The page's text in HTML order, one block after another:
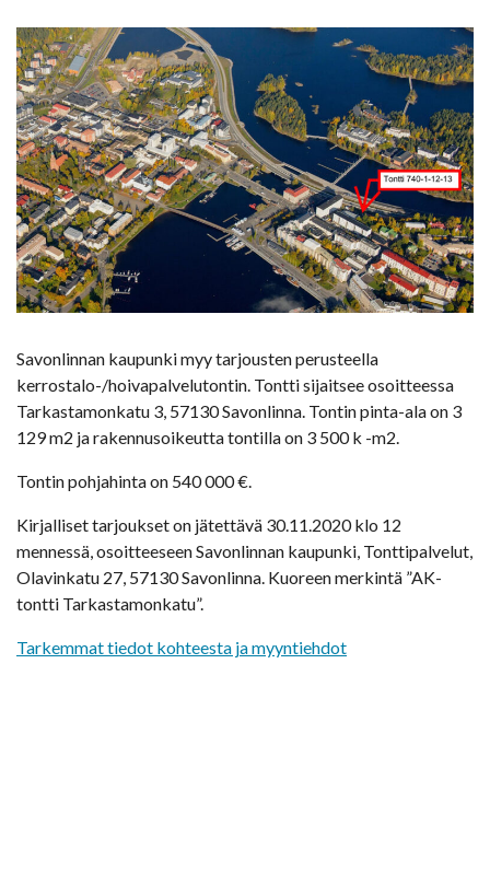
Savonlinnan kaupunki myy tarjousten perusteella
kerrostalo-/hoivapalvelutontin. Tontti sijaitsee osoitteessa
Tarkastamonkatu 3, 57130 Savonlinna. Tontin pinta-ala on 3
129 m2 ja rakennusoikeutta tontilla on 3 500 k -m2.
Tontin pohjahinta on 540 000 €.
Kirjalliset tarjoukset on jätettävä 30.11.2020 klo 12
mennessä, osoitteeseen Savonlinnan kaupunki, Tonttipalvelut,
Olavinkatu 27, 57130 Savonlinna. Kuoreen merkintä ”AK-
tontti Tarkastamonkatu”.
Tarkemmat tiedot kohteesta ja myyntiehdot